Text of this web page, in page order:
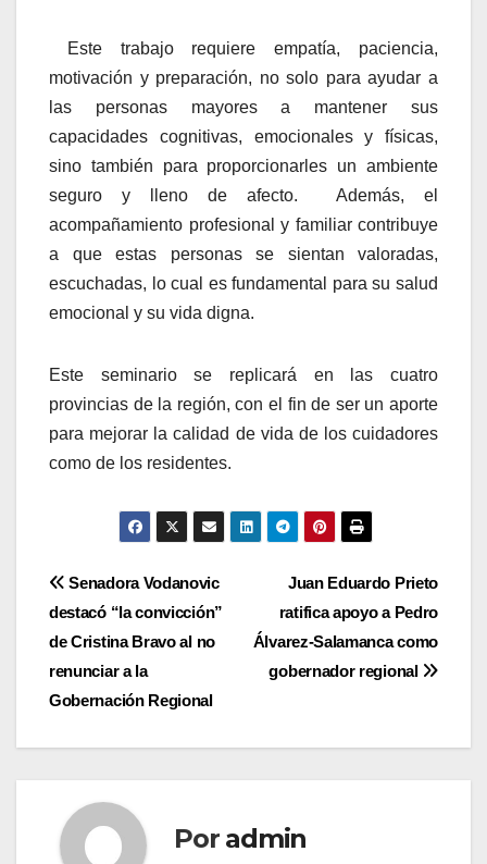
Este trabajo requiere empatía, paciencia,
motivación y preparación, no solo para ayudar a
las personas mayores a mantener sus
capacidades cognitivas, emocionales y físicas,
sino también para proporcionarles un ambiente
seguro y lleno de afecto. Además, el
acompañamiento profesional y familiar contribuye
a que estas personas se sientan valoradas,
escuchadas, lo cual es fundamental para su salud
emocional y su vida digna.
Este seminario se replicará en las cuatro
provincias de la región, con el fin de ser un aporte
para mejorar la calidad de vida de los cuidadores
como de los residentes.
Navegación
de
entradas
Juan Eduardo Prieto
ratifica apoyo a Pedro
Álvarez-Salamanca como
gobernador regional
Senadora Vodanovic
destacó “la convicción”
de Cristina Bravo al no
renunciar a la
Gobernación Regional
Por admin